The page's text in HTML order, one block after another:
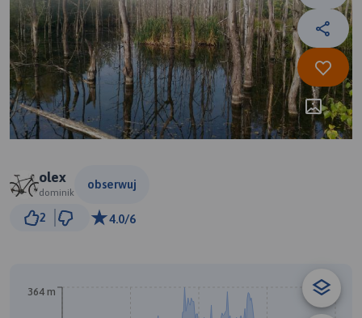
olex
dominik
obserwuj
2 4.0/6
364 m